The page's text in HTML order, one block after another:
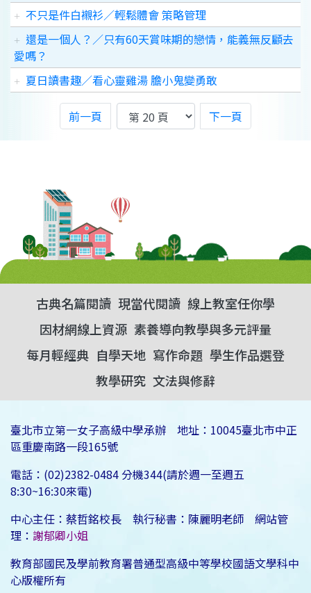
不只是件白襯衫／輕鬆體會 策略管理
還是一個人？／只有60天賞味期的戀情，能義無反顧去
愛嗎？
夏日讀書趣／看心靈雞湯 膽小鬼變勇敢
前一頁 下一頁
古典名篇閱讀 現當代閱讀 線上教室任你學
因材網線上資源 素養導向教學與多元評量
每月輕經典 自學天地 寫作命題 學生作品選登
教學研究 文法與修辭
臺北市立第一女子高級中學承辦 地址：10045臺北市中正
區重慶南路一段165號
電話：(02)2382-0484 分機344(請於週一至週五
8:30~16:30來電)
中心主任：蔡哲銘校長 執行秘書：陳麗明老師 網站管
理： 謝郁卿小姐
教育部國民及學前教育署普通型高級中等學校國語文學科中
心版權所有